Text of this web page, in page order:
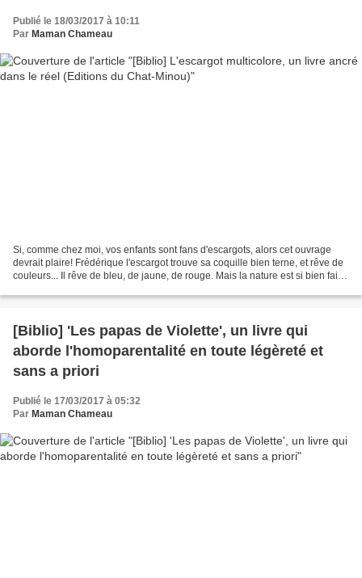
Publié le 18/03/2017 à 10:11
Par Maman Chameau
Si, comme chez moi, vos enfants sont fans d'escargots, alors cet ouvrage
devrait plaire! Frédérique l'escargot trouve sa coquille bien terne, et rêve de
couleurs... Il rêve de bleu, de jaune, de rouge. Mais la nature est si bien faite.
[Biblio] 'Les papas de Violette', un livre qui
aborde l'homoparentalité en toute légèreté et
sans a priori
Publié le 17/03/2017 à 05:32
Par Maman Chameau